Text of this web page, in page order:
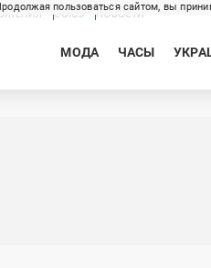
пользоваться сайтом, вы
СОЮЗ НОВОСТИ
МОДА ЧАСЫ